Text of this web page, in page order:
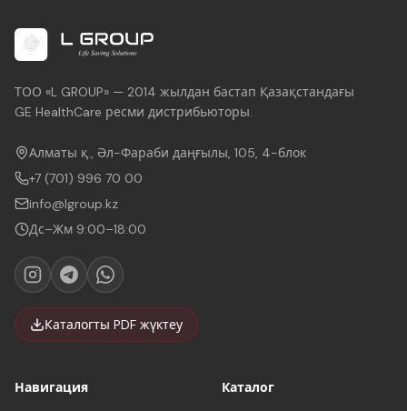
ТОО «L GROUP» — 2014 жылдан бастап Қазақстандағы
GE HealthCare ресми дистрибьюторы.
Алматы қ., Әл-Фараби даңғылы, 105, 4-блок
+7 (701) 996 70 00
info@lgroup.kz
Дс–Жм 9:00–18:00
Каталогты PDF жүктеу
Навигация
Каталог